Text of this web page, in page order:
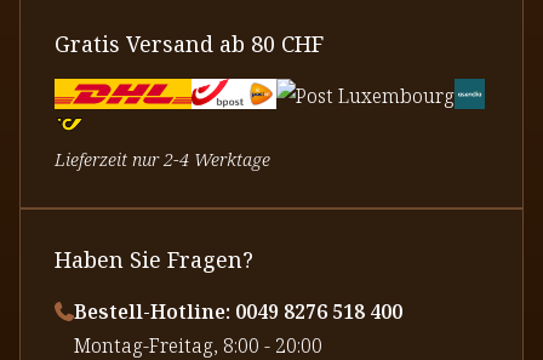
Gratis Versand ab 80 CHF
Lieferzeit nur 2-4 Werktage
Haben Sie Fragen?
Bestell-Hotline: 0049 8276 518 400
⁠Montag-Freitag, 8:00 - 20:00